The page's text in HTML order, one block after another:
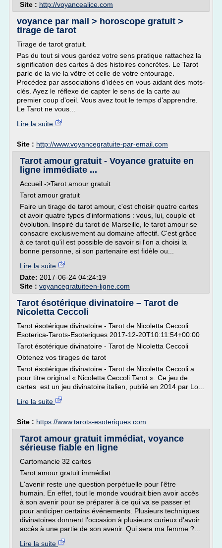
Site : http://voyancealice.com
voyance par mail > horoscope gratuit >
tirage de tarot
Tirage de tarot gratuit.
Pas du tout si vous gardez votre sens pratique rattachez la
signification des cartes à des histoires concrètes. Le Tarot
parle de la vie la vôtre et celle de votre entourage.
Procédez par associations d'idées en vous aidant des mots-
clés. Ayez le réflexe de capter le sens de la carte au
premier coup d'oeil. Vous avez tout le temps d'apprendre.
Le Tarot ne vous...
Lire la suite
Site : http://www.voyancegratuite-par-email.com
Tarot amour gratuit - Voyance gratuite en
ligne immédiate ...
Accueil ->Tarot amour gratuit
Tarot amour gratuit
Faire un tirage de tarot amour, c'est choisir quatre cartes
et avoir quatre types d'informations : vous, lui, couple et
évolution. Inspiré du tarot de Marseille, le tarot amour se
consacre exclusivement au domaine affectif. C'est grâce
à ce tarot qu'il est possible de savoir si l'on a choisi la
bonne personne, si son partenaire est fidèle ou...
Lire la suite
Date: 2017-06-24 04:24:19
Site : voyancegratuiteen-ligne.com
Tarot ésotérique divinatoire – Tarot de
Nicoletta Ceccoli
Tarot ésotérique divinatoire - Tarot de Nicoletta Ceccoli
Esoterica-Tarots-Esoteriques 2017-12-20T10:11:54+00:00
Tarot ésotérique divinatoire - Tarot de Nicoletta Ceccoli
Obtenez vos tirages de tarot
Tarot ésotérique divinatoire - Tarot de Nicoletta Ceccoli a
pour titre original « Nicoletta Ceccoli Tarot ». Ce jeu de
cartes est un jeu divinatoire italien, publié en 2014 par Lo...
Lire la suite
Site : https://www.tarots-esoteriques.com
Tarot amour gratuit immédiat, voyance
sérieuse fiable en ligne
Cartomancie 32 cartes
Tarot amour gratuit immédiat
L'avenir reste une question perpétuelle pour l'être
humain. En effet, tout le monde voudrait bien avoir accès
à son avenir pour se préparer à ce qui va se passer et
pour anticiper certains événements. Plusieurs techniques
divinatoires donnent l'occasion à plusieurs curieux d'avoir
accès à une partie de son avenir. Qui sera ma femme ?...
Lire la suite